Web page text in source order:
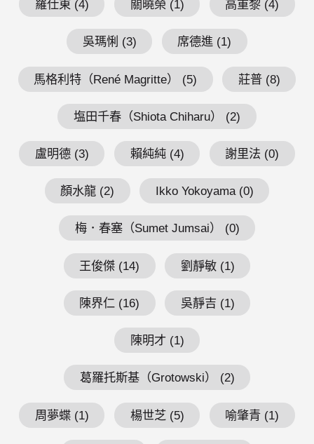
羅仕東 (4) 關曉榮 (1) 高重黎 (4)
吳瑪悧 (3) 席德進 (1)
馬格利特（René Magritte） (5) 莊普 (8)
塩田千春（Shiota Chiharu） (2)
盧明德 (3) 賴純純 (4) 謝里法 (0)
顏水龍 (2) Ikko Yokoyama (0)
梅．春塞（Sumet Jumsai） (0)
王俊傑 (14) 劉靜敏 (1)
陳界仁 (16) 吳靜吉 (1)
陳明才 (1)
葛羅托斯基（Grotowski） (2)
周夢蝶 (1) 楊世芝 (5) 喻肇青 (1)